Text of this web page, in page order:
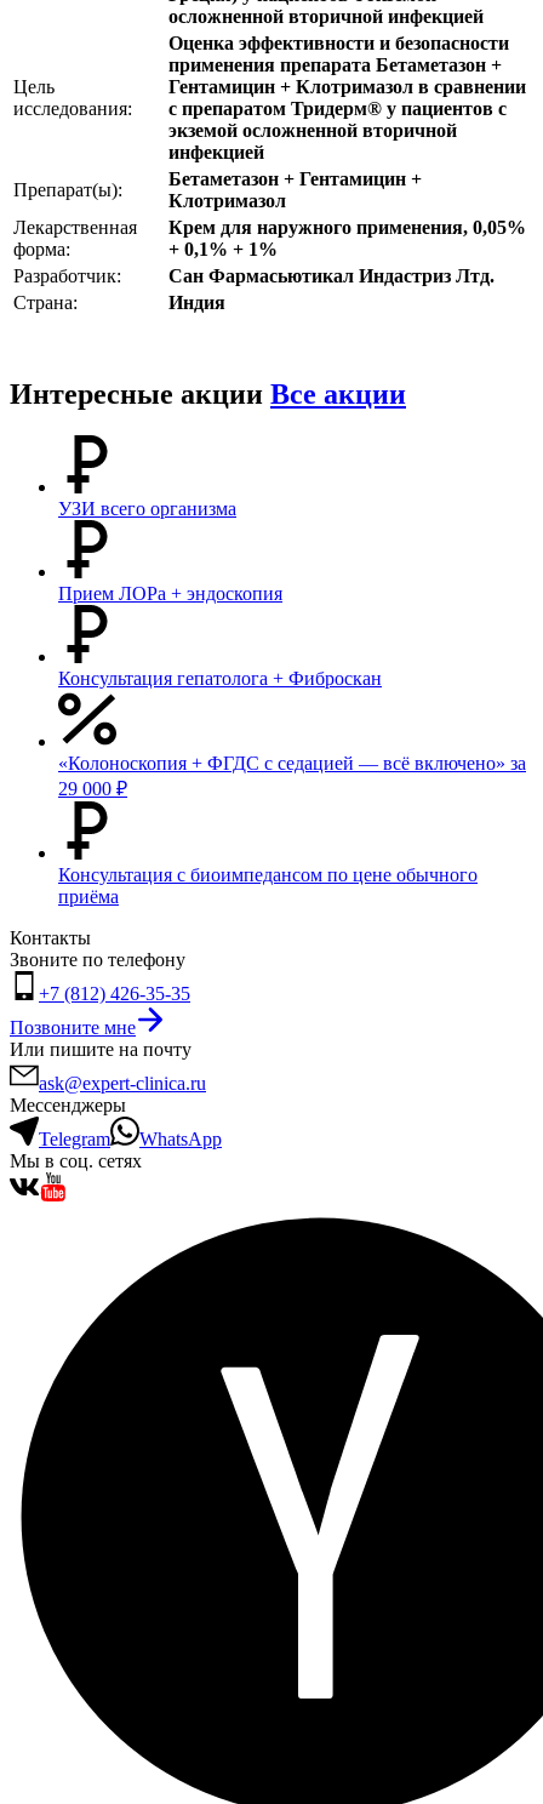
осложненной вторичной инфекцией
Цель
исследования:
Оценка эффективности и безопасности
применения препарата Бетаметазон +
Гентамицин + Клотримазол в сравнении
с препаратом Тридерм® у пациентов с
экземой осложненной вторичной
инфекцией
Препарат(ы):
Бетаметазон + Гентамицин +
Клотримазол
Лекарственная
форма:
Крем для наружного применения, 0,05%
+ 0,1% + 1%
Разработчик:
Сан Фармасьютикал Индастриз Лтд.
Страна:
Индия
Интересные акции Все акции
УЗИ всего организма
Прием ЛОРа + эндоскопия
Консультация гепатолога + Фиброскан
«Колоноскопия + ФГДС с седацией — всё включено» за
29 000 ₽
Консультация с биоимпедансом по цене обычного
приёма
Контакты
Звоните по телефону
+7 (812) 426-35-35
Позвоните мне
Или пишите на почту
ask@expert-clinica.ru
Мессенджеры
Telegram
WhatsApp
Мы в соц. сетях